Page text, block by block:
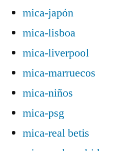
mica-japón
mica-lisboa
mica-liverpool
mica-marruecos
mica-niños
mica-psg
mica-real betis